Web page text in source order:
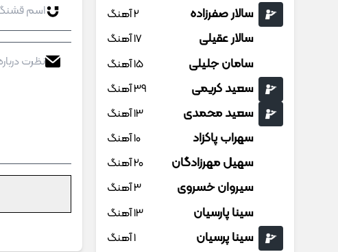
سالار صفرزاده 2 آهنگ
سالار عقیلی 17 آهنگ
سامان جلیلی 15 آهنگ
سعید کریمی 39 آهنگ
سعید محمدی 13 آهنگ
سهراب پاکزاد 10 آهنگ
سهیل مهرزادگان 20 آهنگ
سیروان خسروی 3 آهنگ
سینا پارسیان 13 آهنگ
سینا پرسیان 1 آهنگ